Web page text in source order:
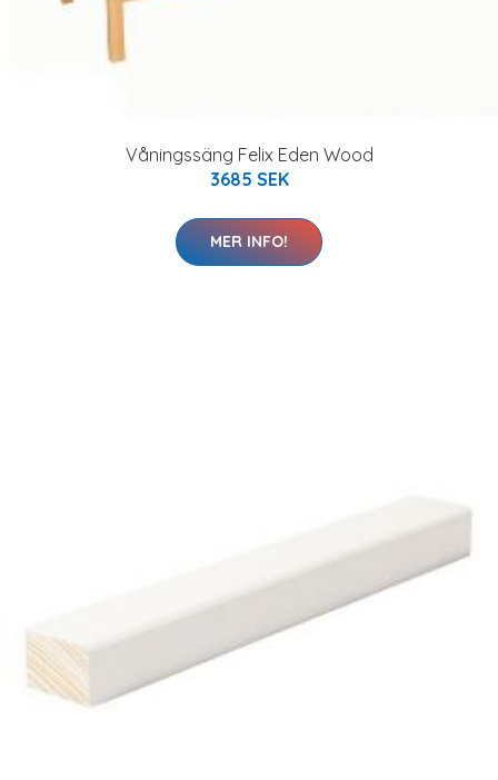
Våningssäng Felix Eden Wood
3685 SEK
MER INFO!